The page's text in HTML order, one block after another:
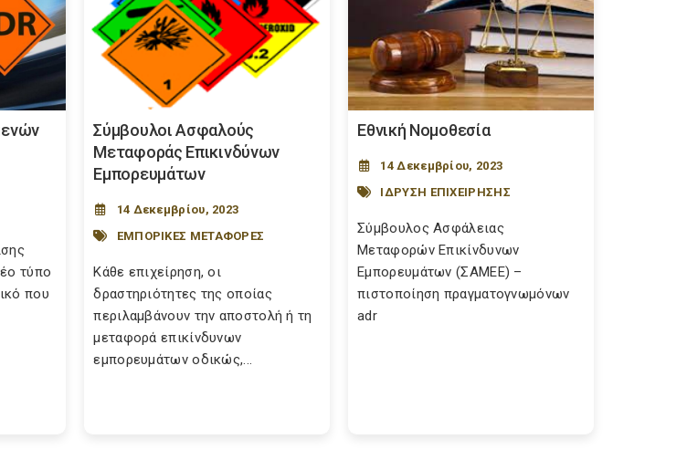
τύπο
που
Σύμβουλοι Ασφαλούς
Μεταφοράς Επικινδύνων
Εμπορευμάτων
14 Δεκεμβρίου, 2023
ΕΜΠΟΡΙΚΕΣ ΜΕΤΑΦΟΡΕΣ
Κάθε επιχείρηση, οι
δραστηριότητες της οποίας
περιλαμβάνουν την αποστολή ή τη
μεταφορά επικίνδυνων
εμπορευμάτων οδικώς,...
Εθνική Νομοθεσία
14 Δεκεμβρίου, 2023
ΙΔΡΥΣΗ ΕΠΙΧΕΙΡΗΣΗΣ
Σύμβουλος Ασφάλειας
Μεταφορών Επικίνδυνων
Εμπορευμάτων (ΣΑΜΕΕ) –
πιστοποίηση πραγματογνωμόνων
adr